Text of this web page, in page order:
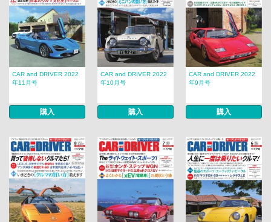
CAR and DRIVER 2022
年11月号
購入
CAR and DRIVER 2022
年10月号
購入
CAR and DRIVER 2022
年9月号
購入